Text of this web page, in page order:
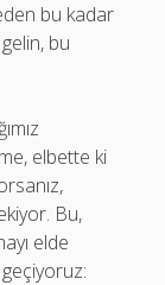
bu kadar
bu
elbette ki
Bu,
elde